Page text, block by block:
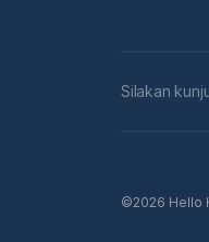
Silakan
©2026 Hello